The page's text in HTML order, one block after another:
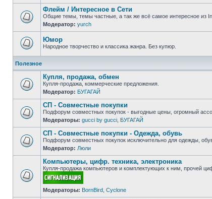
непрочитанных
сообщений
Нет
непрочитанных
сообщений
Флейм / Интересное в Cети
Общие темы, темы частные, а так же всё самое интересное из
Модератор: yurch
непрочитанных
сообщений
Юмор
Народное творчество и классика жанра. Без купюр.
Полезное
Нет
непрочитанных
сообщений
Купля, продажа, обмен
Купля-продажа, коммерческие предложения.
Модератор: БУГАГАЙ
Нет
непрочитанных
сообщений
СП - Совместные покупки
Подфорум совместных покупок - выгодные цены, огромный
Модераторы: gucci by gucci БУГАГАЙ
Нет
непрочитанных
сообщений
СП - Совместные покупки - Одежда, обувь
Подфорум совместных покупок исключительно для одежды,
Модератор: Люли
Нет
непрочитанных
Компьютеры, цифр. техника, электроника
Купля-продажа компьютеров и комплектующих к ним, прочей
Модераторы: BornBird Cyclone